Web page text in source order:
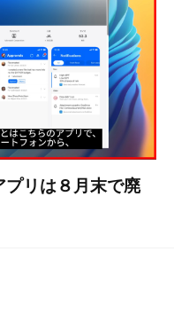
プリは８月末で廃